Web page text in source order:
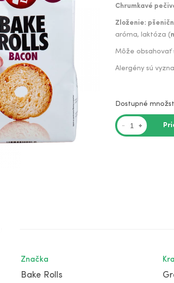
Chrumkavé
Zloženie:
aróma, laktóza (
Môže obsahovať
Alergény sú
Dostupné
- +
Značka
Bake Rolls